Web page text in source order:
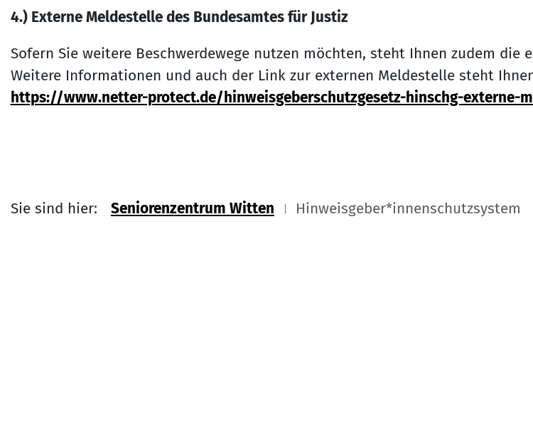
4.) Externe Meldestelle des Bundesamtes für Justiz
Sofern Sie weitere Beschwerdewege nutzen möchten, steht Ihnen zudem
Weitere Informationen und auch der Link zur externen Meldestelle steht
https://www.netter-protect.de/hinweisgeberschutzgesetz-hinschg-externe-
Sie sind hier: Seniorenzentrum Witten Hinweisgeber*innenschutzsystem